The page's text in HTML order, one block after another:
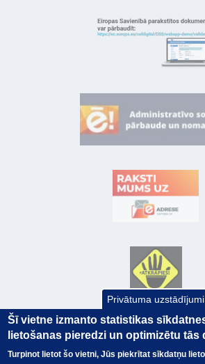
Privātuma uzstādījumi
Šī vietne izmanto statistikas
lietošanas pieredzi un optimizētu tās
Turpinot lietot šo vietni, Jūs piekrītat sīkdatņu